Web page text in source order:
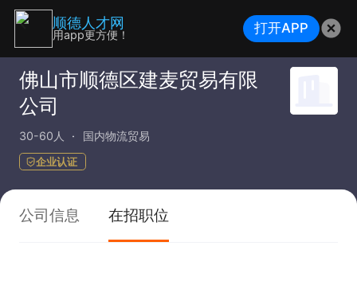
佛山市顺德区建麦贸易有限
公司
30-60人 国内物流贸易
企业认证
公司信息 在招职位
顺德人才网
用app更方便！ 打开APP